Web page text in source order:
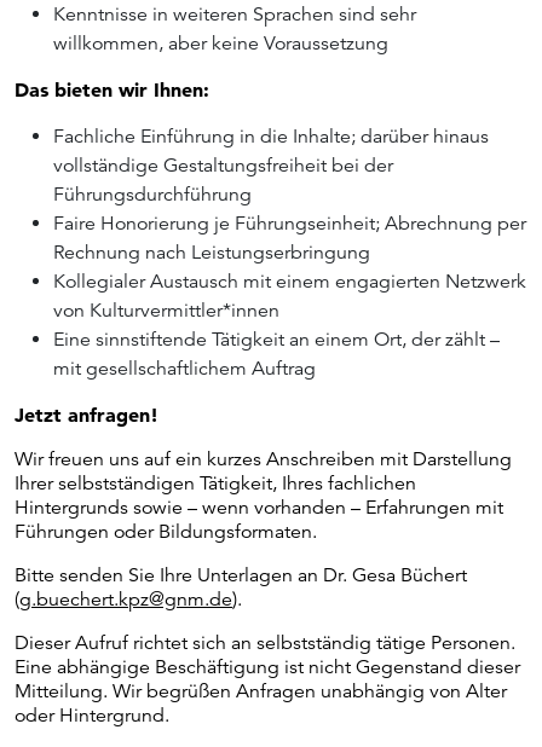
Kenntnisse in weiteren Sprachen sind sehr
willkommen, aber keine Voraussetzung
Das bieten wir Ihnen:
Fachliche Einführung in die Inhalte; darüber hinaus
vollständige Gestaltungsfreiheit bei der
Führungsdurchführung
Faire Honorierung je Führungseinheit; Abrechnung per
Rechnung nach Leistungserbringung
Kollegialer Austausch mit einem engagierten Netzwerk
von Kulturvermittler*innen
Eine sinnstiftende Tätigkeit an einem Ort, der zählt –
mit gesellschaftlichem Auftrag
Jetzt anfragen!
Wir freuen uns auf ein kurzes Anschreiben mit Darstellung
Ihrer selbstständigen Tätigkeit, Ihres fachlichen
Hintergrunds sowie – wenn vorhanden – Erfahrungen mit
Führungen oder Bildungsformaten.
Bitte senden Sie Ihre Unterlagen an Dr. Gesa Büchert
(g.buechert.kpz@gnm.de).
Dieser Aufruf richtet sich an selbstständig tätige Personen.
Eine abhängige Beschäftigung ist nicht Gegenstand dieser
Mitteilung. Wir begrüßen Anfragen unabhängig von Alter
oder Hintergrund.